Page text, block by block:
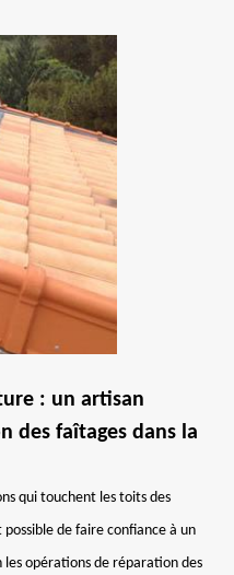
: un artisan
des faîtages dans la
qui touchent les toits des
de faire confiance à un
opérations de réparation des